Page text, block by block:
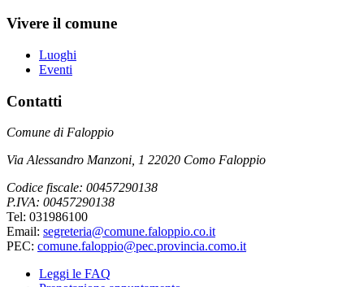
Vivere il comune
Luoghi
Eventi
Contatti
Comune di Faloppio
Via Alessandro Manzoni, 1 22020 Como Faloppio
Codice fiscale: 00457290138
P.IVA: 00457290138
Tel: 031986100
Email: segreteria@comune.faloppio.co.it
PEC: comune.faloppio@pec.provincia.como.it
Leggi le FAQ